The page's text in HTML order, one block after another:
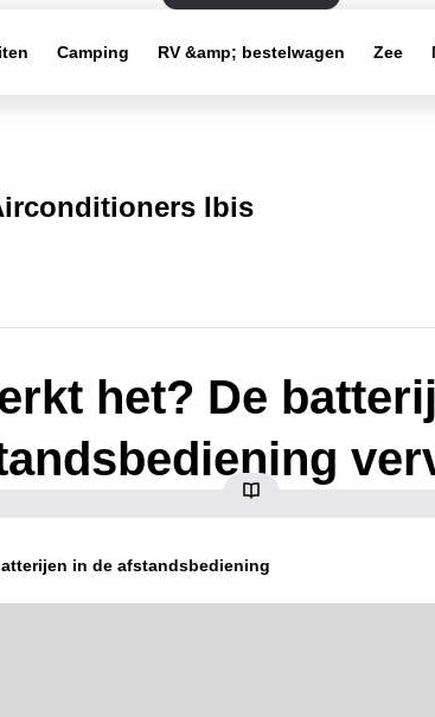
Camping RV &amp; bestelwagen Zee
Ibis
het? De
in de afstandsbediening